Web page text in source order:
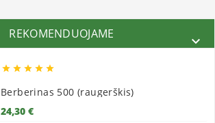
REKOMENDUOJAME

    
Berberinas 500 (raugerškis)
24,30 €Kaina